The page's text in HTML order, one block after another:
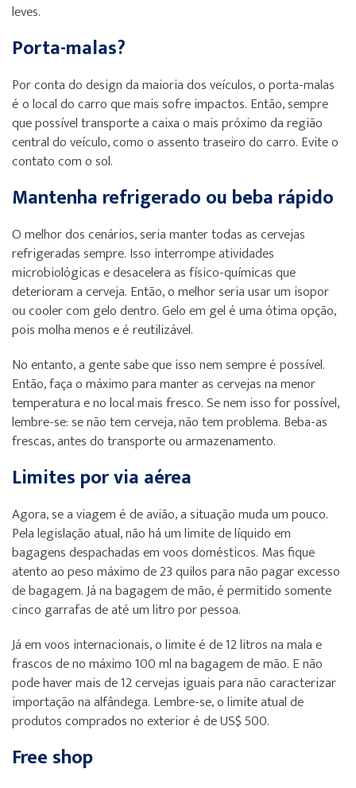
leves.
Porta-malas?
Por conta do design da maioria dos veículos, o porta-malas
é o local do carro que mais sofre impactos. Então, sempre
que possível transporte a caixa o mais próximo da região
central do veículo, como o assento traseiro do carro. Evite o
contato com o sol.
Mantenha refrigerado ou beba rápido
O melhor dos cenários, seria manter todas as cervejas
refrigeradas sempre. Isso interrompe atividades
microbiológicas e desacelera as físico-químicas que
deterioram a cerveja. Então, o melhor seria usar um isopor
ou cooler com gelo dentro. Gelo em gel é uma ótima opção,
pois molha menos e é reutilizável.
No entanto, a gente sabe que isso nem sempre é possível.
Então, faça o máximo para manter as cervejas na menor
temperatura e no local mais fresco. Se nem isso for possível,
lembre-se: se não tem cerveja, não tem problema. Beba-as
frescas, antes do transporte ou armazenamento.
Limites por via aérea
Agora, se a viagem é de avião, a situação muda um pouco.
Pela legislação atual, não há um limite de líquido em
bagagens despachadas em voos domésticos. Mas fique
atento ao peso máximo de 23 quilos para não pagar excesso
de bagagem. Já na bagagem de mão, é permitido somente
cinco garrafas de até um litro por pessoa.
Já em voos internacionais, o limite é de 12 litros na mala e
frascos de no máximo 100 ml na bagagem de mão. E não
pode haver mais de 12 cervejas iguais para não caracterizar
importação na alfândega. Lembre-se, o limite atual de
produtos comprados no exterior é de US$ 500.
Free shop